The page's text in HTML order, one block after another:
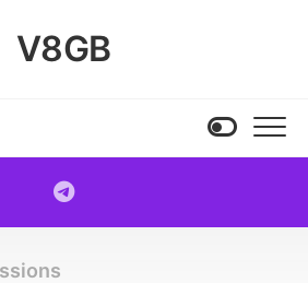
V8GB